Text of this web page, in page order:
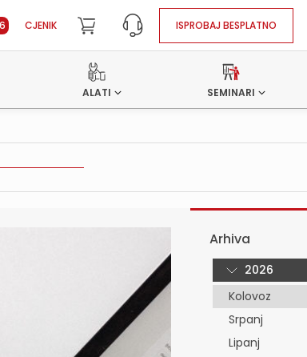
CJENIK ISPROBAJ BESPLATNO
ALATI SEMINARI
Arhiva
2026
Kolovoz
Srpanj
Lipanj